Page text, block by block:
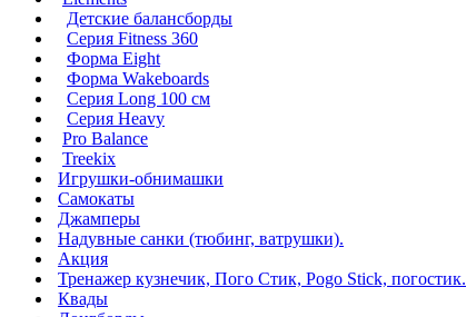
Детские балансборды
Серия Fitness 360
Форма Eight
Форма Wakeboards
Серия Long 100 см
Серия Heavy
Pro Balance
Treekix
Игрушки-обнимашки
Самокаты
Джамперы
Надувные санки (тюбинг, ватрушки).
Акция
Тренажер кузнечик, Пого Стик, Pogo Stick, погостик.
Квады